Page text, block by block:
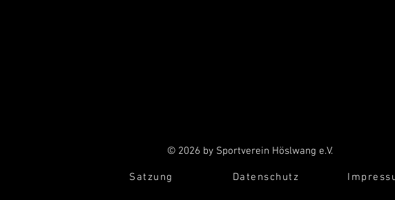
© 2026 by Sportverein Höslwang e.V.
Satzung Datenschutz